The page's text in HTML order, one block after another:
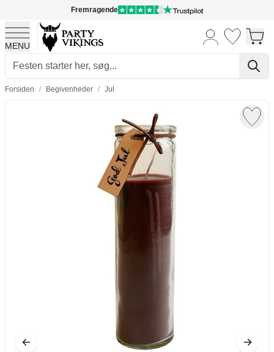
Fremragende
MENU
Skip to Content
Forsiden / Begivenheder / Jul